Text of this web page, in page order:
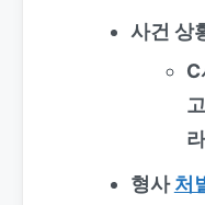
사건 상
형사처